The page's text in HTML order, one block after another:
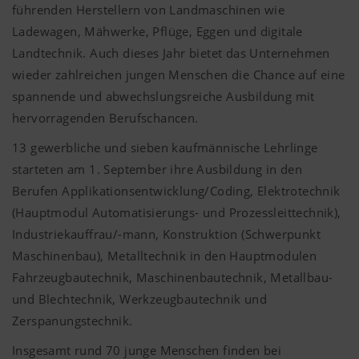
führenden Herstellern von Landmaschinen wie
Ladewagen, Mähwerke, Pflüge, Eggen und digitale
Landtechnik. Auch dieses Jahr bietet das Unternehmen
wieder zahlreichen jungen Menschen die Chance auf eine
spannende und abwechslungsreiche Ausbildung mit
hervorragenden Berufschancen.
13 gewerbliche und sieben kaufmännische Lehrlinge
starteten am 1. September ihre Ausbildung in den
Berufen Applikationsentwicklung/Coding, Elektrotechnik
(Hauptmodul Automatisierungs- und Prozessleittechnik),
Industriekauffrau/-mann, Konstruktion (Schwerpunkt
Maschinenbau), Metalltechnik in den Hauptmodulen
Fahrzeugbautechnik, Maschinenbautechnik, Metallbau-
und Blechtechnik, Werkzeugbautechnik und
Zerspanungstechnik.
Insgesamt rund 70 junge Menschen finden bei